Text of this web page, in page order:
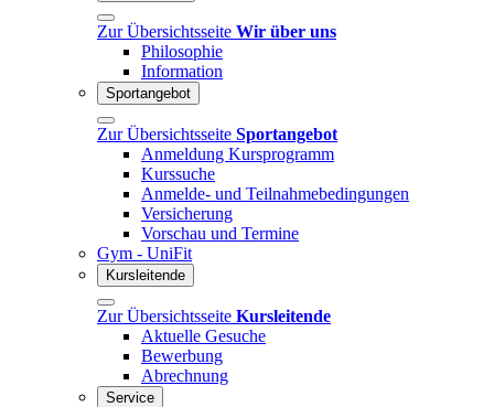
Zur Übersichtsseite Wir über uns
Philosophie
Information
Sportangebot
Zur Übersichtsseite Sportangebot
Anmeldung Kursprogramm
Kurssuche
Anmelde- und Teilnahmebedingungen
Versicherung
Vorschau und Termine
Gym - UniFit
Kursleitende
Zur Übersichtsseite Kursleitende
Aktuelle Gesuche
Bewerbung
Abrechnung
Service